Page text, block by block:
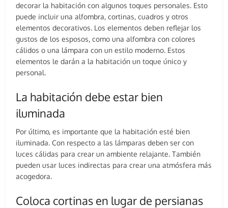
decorar la habitación con algunos toques personales. Esto
puede incluir una alfombra, cortinas, cuadros y otros
elementos decorativos. Los elementos deben reflejar los
gustos de los esposos, como una alfombra con colores
cálidos o una lámpara con un estilo moderno. Estos
elementos le darán a la habitación un toque único y
personal.
La habitación debe estar bien
iluminada
Por último, es importante que la habitación esté bien
iluminada. Con respecto a las lámparas deben ser con
luces cálidas para crear un ambiente relajante. También
pueden usar luces indirectas para crear una atmósfera más
acogedora.
Coloca cortinas en lugar de persianas